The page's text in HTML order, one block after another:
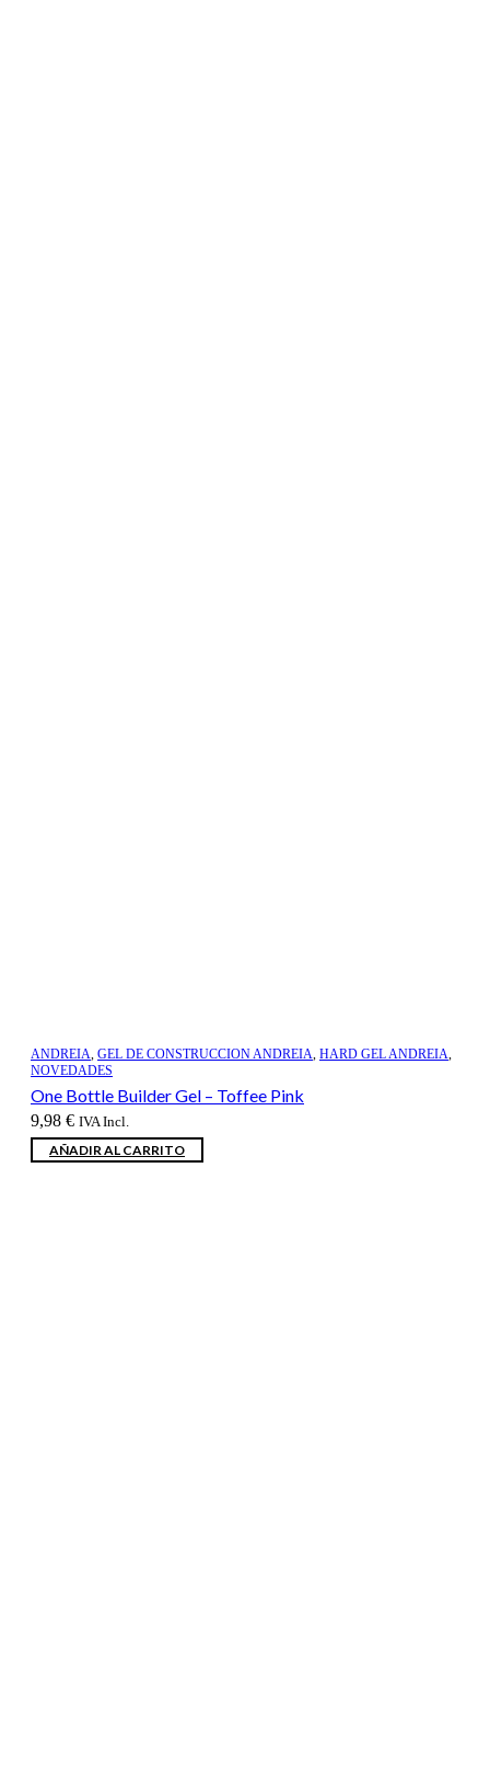
ANDREIA, GEL DE CONSTRUCCION ANDREIA, HARD GEL ANDREIA,
NOVEDADES
One Bottle Builder Gel – Toffee Pink
9,98 € IVA Incl.
AÑADIR AL CARRITO